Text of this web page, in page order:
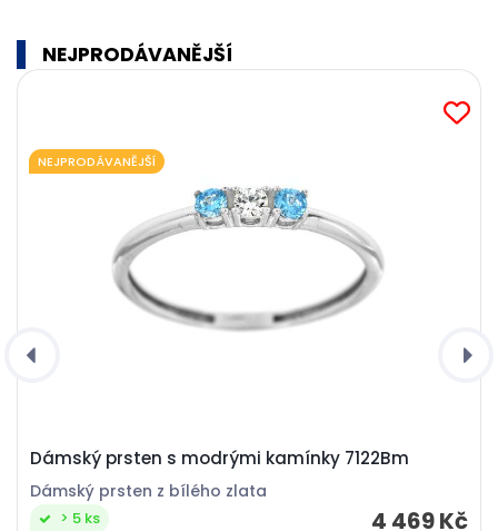
NEJPRODÁVANĚJŠÍ
Dámský prsten s modrými kamínky 7122Bm
Dámský prsten z bílého zlata
4 469 Kč
> 5 ks
NEJPRODÁVANĚJŠÍ